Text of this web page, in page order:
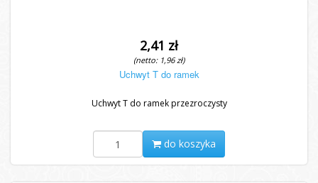
2,41 zł
(netto: 1,96 zł)
Uchwyt T do ramek
Uchwyt T do ramek przezroczysty
do koszyka